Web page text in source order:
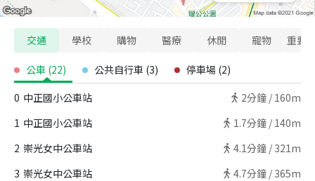
交通 學校 購物 醫療 休閒 寵物 重要
公車 (22) 公共自行車 (3) 停車場 (2)
0 中正國小公車站 2分鐘 / 160m
1 中正國小公車站 1.7分鐘 / 140m
2 崇光女中公車站 4.1分鐘 / 321m
3 崇光女中公車站 4.7分鐘 / 365m